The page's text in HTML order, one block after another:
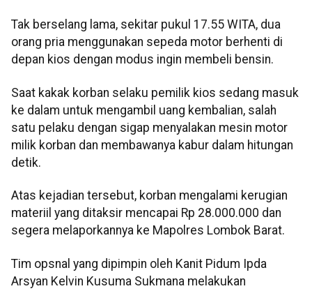
Tak berselang lama, sekitar pukul 17.55 WITA, dua
orang pria menggunakan sepeda motor berhenti di
depan kios dengan modus ingin membeli bensin.
Saat kakak korban selaku pemilik kios sedang masuk
ke dalam untuk mengambil uang kembalian, salah
satu pelaku dengan sigap menyalakan mesin motor
milik korban dan membawanya kabur dalam hitungan
detik.
Atas kejadian tersebut, korban mengalami kerugian
materiil yang ditaksir mencapai Rp 28.000.000 dan
segera melaporkannya ke Mapolres Lombok Barat.
Tim opsnal yang dipimpin oleh Kanit Pidum Ipda
Arsyan Kelvin Kusuma Sukmana melakukan